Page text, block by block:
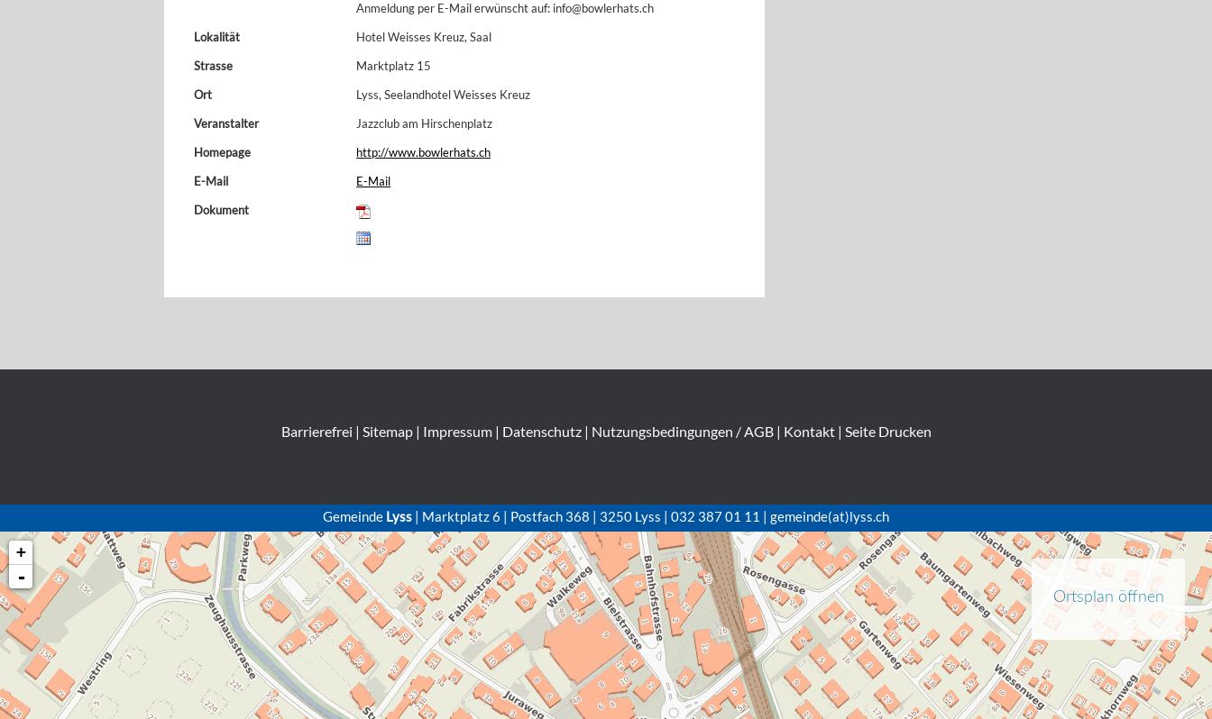
Anmeldung per E-Mail erwünscht auf: info@bowlerhats.ch
Lokalität
Hotel Weisses Kreuz, Saal
Strasse
Marktplatz 15
Ort
Lyss, Seelandhotel Weisses Kreuz
Veranstalter
Jazzclub am Hirschenplatz
Homepage
http://www.bowlerhats.ch
E-Mail
E-Mail
Dokument
Barrierefrei | Sitemap| Impressum| Datenschutz| Nutzungsbedingungen / AGB| Kontakt| Seite Drucken
Gemeinde Lyss | Marktplatz 6 | Postfach 368 | 3250 Lyss | 032 387 01 11 | gemeinde(at)lyss.ch